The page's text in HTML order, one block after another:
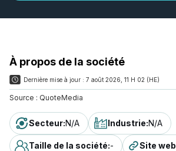
À propos de la société
Dernière mise à jour : 7 août 2026, 11 H 02 (HE)
Source : QuoteMedia
Secteur:N/A Industrie:N/A
Taille de la société:- Site web